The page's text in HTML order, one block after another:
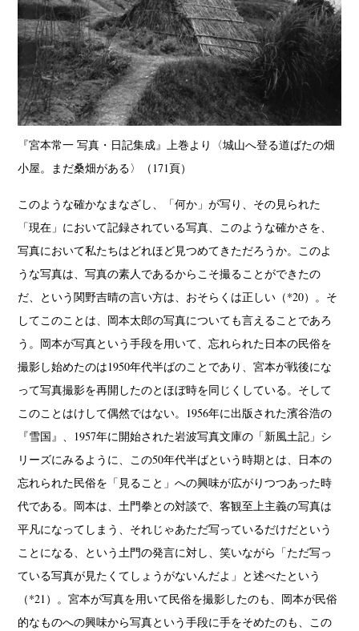
Akifumi Tanaka (7) Fumikiyo Nagamachi (27) Kazumichi Hashimoto (6)
Kazuyuki Kawaguchi (42) Keiko Sasaoka (267) Keizo Kitajima (220)
Kota Kishi (101) Mariko Takahashi (23) Masako Matsui (23)
Nana Kakuda (61) Naoki Ohji (66) Naonori Oshima (38) Nick Haymes (5)
Park (7) photographers' gallery File (16) photographers’ gallery press (14)
Postwar and Shōwa-Era (8) Presence (2)
Untitled Records Workshop Yu Shinoda Yuki Kasama
『宮本常一 写真・日記集成』上巻より〈城山へ登る道ばたの畑
小屋。まだ桑畑がある〉（171頁）
このような確かなまなざし、「何か」が写り、その見られた
「現在」において記録されている写真、このような確かさを、
写真において私たちはどれほど見つめてきただろうか。このよ
うな写真は、写真の素人であるからこそ撮ることができたの
だ、という関野吉晴の言い方は、おそらくは正しい（*20）。そ
してこのことは、岡本太郎の写真についても言えることであろ
う。岡本が写真という手段を用いて、忘れられた日本の民俗を
撮影し始めたのは1950年代半ばのことであり、宮本が戦後にな
って写真撮影を再開したのとほぼ時を同じくしている。そして
このことはけして偶然ではない。1956年に出版された濱谷浩の
『雪国』、1957年に開始された岩波写真文庫の「新風土記」シ
リーズにみるように、この50年代半ばという時期とは、日本の
忘れられた民俗を「見ること」への興味が広がりつつあった時
代である。岡本は、土門拳との対談で、客観至上主義の写真は
平凡になってしまう、それじゃあただ写っているだけだという
ことになる、という土門の発言に対し、笑いながら「ただ写っ
ている写真が見たくてしょうがないんだよ」と述べたという
（*21）。宮本が写真を用いて民俗を撮影したのも、岡本が民俗
的なものへの興味から写真という手段に手をそめたのも、この